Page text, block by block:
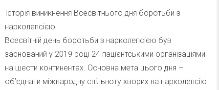
Історія виникнення Всесвітнього дня боротьби з
нарколепсією
Всесвітній день боротьби з нарколепсією був
заснований у 2019 році 24 пацієнтськими організаціями
на шести континентах. Основна мета цього дня –
об’єднати міжнародну спільноту хворих на нарколепсію